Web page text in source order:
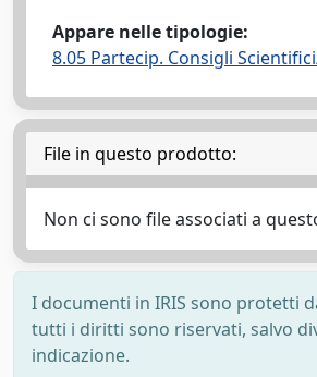
Appare nelle tipologie:
8.05 Partecip. Consigli
File in questo prodotto:
Non ci sono file associati a
I documenti in IRIS sono protetti
tutti i diritti sono riservati, salvo
indicazione.